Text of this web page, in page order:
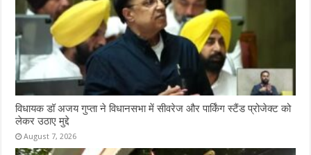
विधायक डॉ अजय गुप्ता ने विधानसभा में सीवरेज और पार्किंग स्टैंड प्रोजेक्ट को
लेकर उठाए मुद्दे
August 7, 2026